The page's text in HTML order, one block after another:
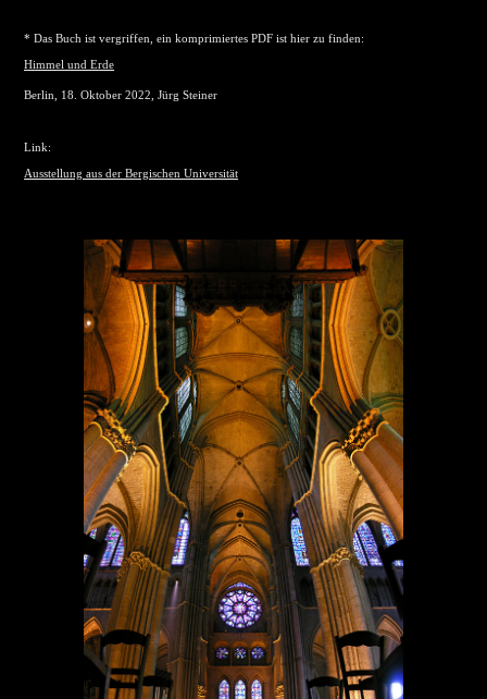
* Das Buch ist vergriffen, ein komprimiertes PDF ist hier zu finden:
Himmel und Erde
Berlin, 18. Oktober 2022, Jürg Steiner
Link:
Ausstellung aus der Bergischen Universität